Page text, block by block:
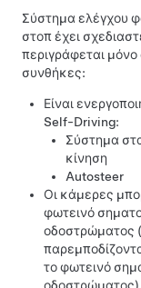
Σύστημα ελέγχου
στοπέχει
περιγράφεται μόνο
συνθήκες:
Είναι
Self-Driving:
Σύστημα
κίνηση
Autosteer
Οι κάμερες
φωτεινό
οδοστρώματος
το φωτεινό